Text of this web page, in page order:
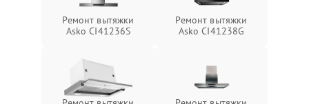
Ремонт вытяжки
Asko CI41236S
Ремонт вытяжки
Asko CI41238G